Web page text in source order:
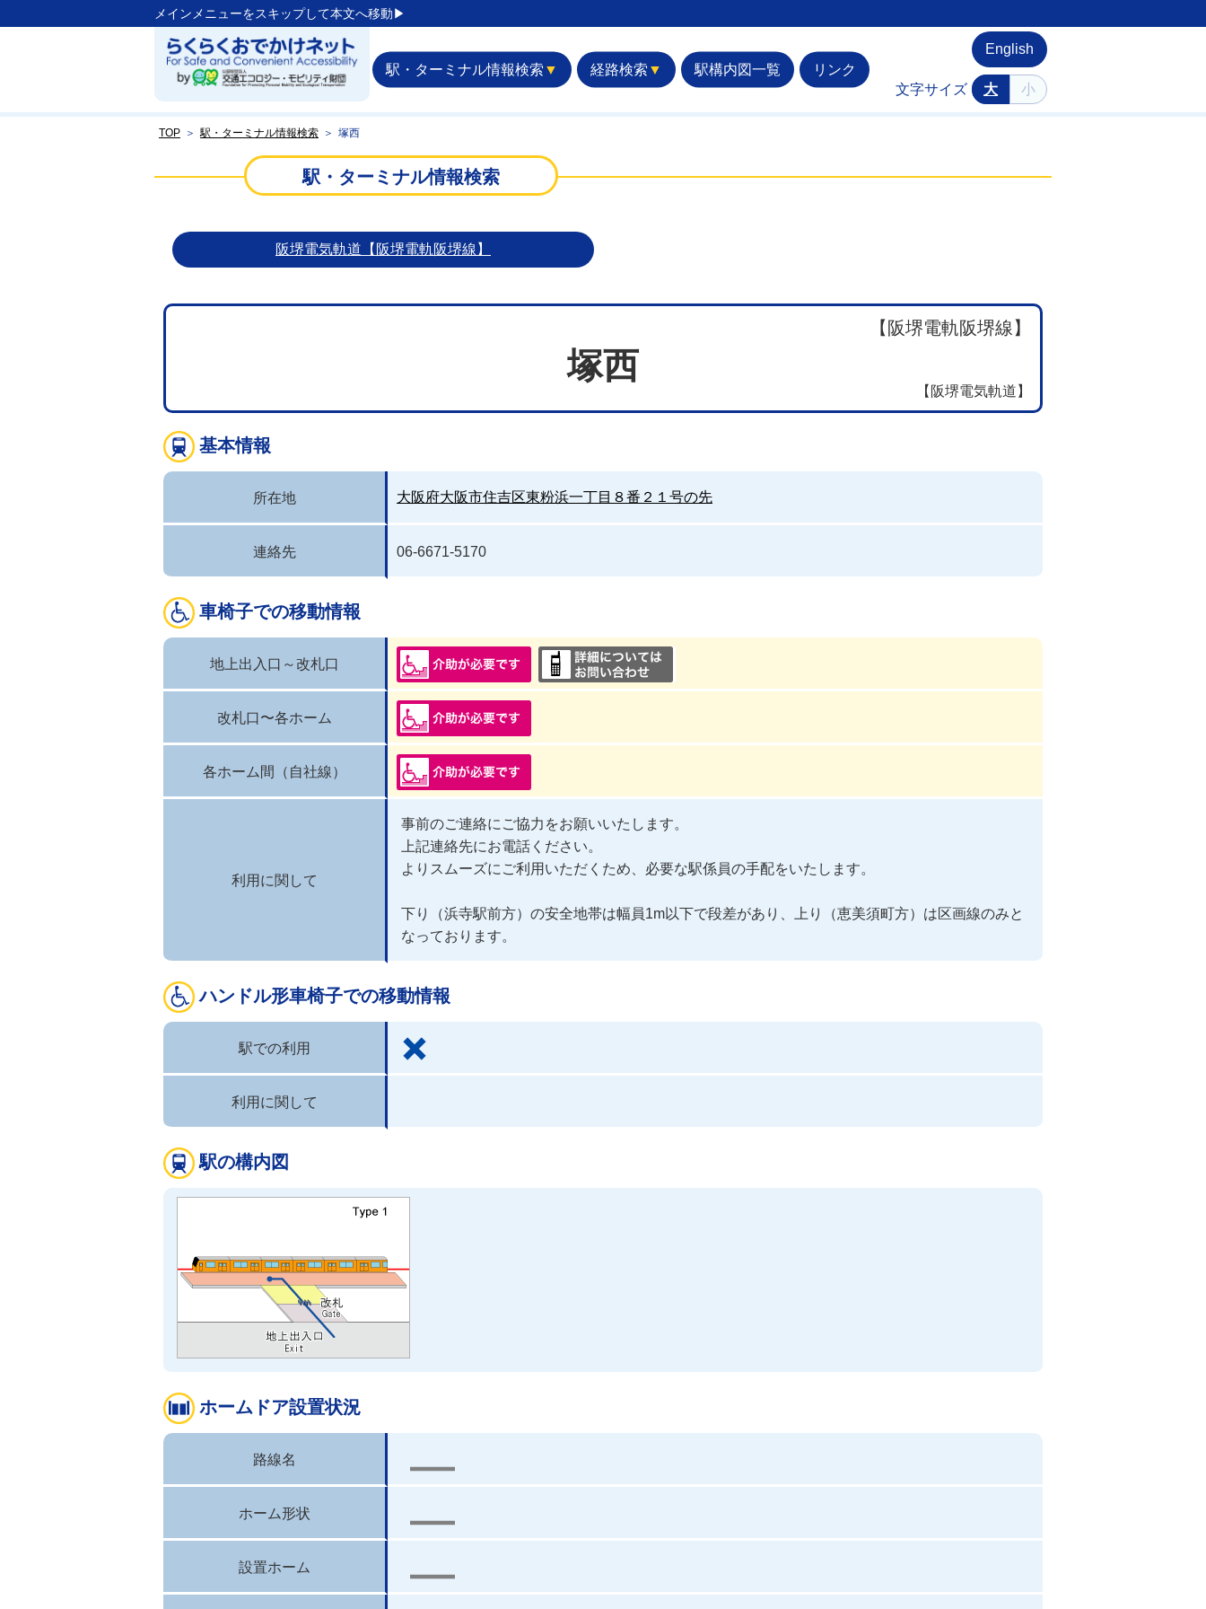
メインメニューをスキップして本文へ移動▶︎
駅・ターミナル情報検索 ▼ 経路検索 ▼ 駅構内図一覧 リンク
English
文字サイズ 大 小
TOP ＞ 駅・ターミナル情報検索 ＞ 塚西
駅・ターミナル情報検索
阪堺電気軌道【阪堺電軌阪堺線】
【阪堺電軌阪堺線】
塚西
【阪堺電気軌道】
基本情報
所在地 大阪府大阪市住吉区東粉浜一丁目８番２１号の先
連絡先 06-6671-5170
車椅子での移動情報
地上出入口～改札口
改札口〜各ホーム
各ホーム間（自社線）
利用に関して
事前のご連絡にご協力をお願いいたします。
上記連絡先にお電話ください。
よりスムーズにご利用いただくため、必要な駅係員の手配をいたします。
下り（浜寺駅前方）の安全地帯は幅員1m以下で段差があり、上り（恵美須町方）は区画線のみと
なっております。
ハンドル形車椅子での移動情報
駅での利用
利用に関して
駅の構内図
ホームドア設置状況
路線名
ホーム形状
設置ホーム